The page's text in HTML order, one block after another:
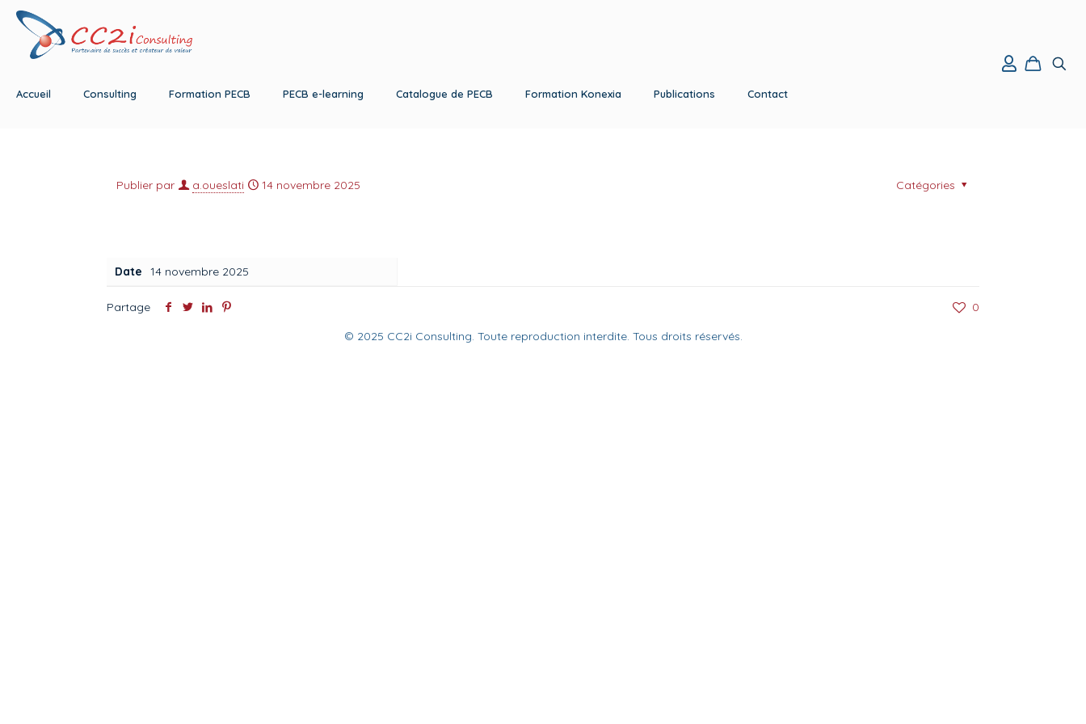
Accueil Consulting Formation PECB PECB e-learning Catalogue de PECB Formation Konexia Publications Contact
Publier par a.oueslati 14 novembre 2025 Catégories
Date 14 novembre 2025
Partage
0
© 2025 CC2i Consulting. Toute reproduction interdite. Tous droits réservés.